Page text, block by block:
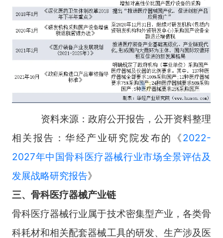
资料来源：政府公开报告，公开资料整理
相关报告：华经产业研究院发布的《2022-
2027年中国骨科医疗器械行业市场全景评估及
发展战略研究报告》
三、骨科医疗器械产业链
骨科医疗器械行业属于技术密集型产业，各类骨
科耗材和相关配套器械工具的研发、生产涉及医